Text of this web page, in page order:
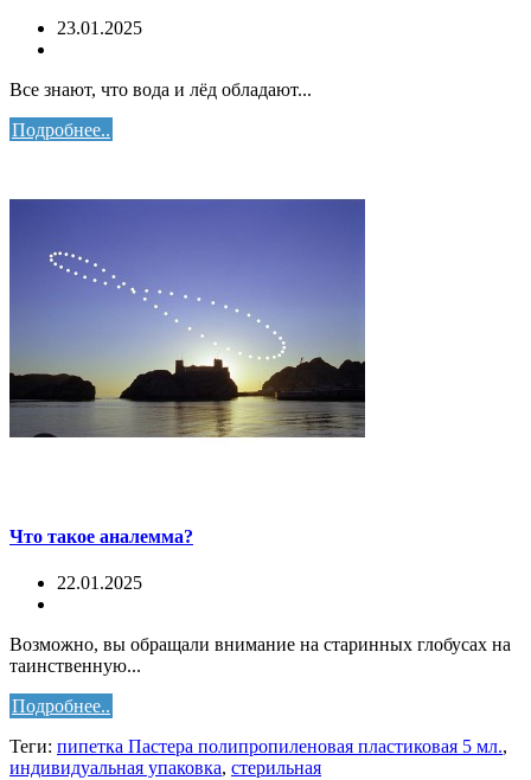
23.01.2025
Все знают, что вода и лёд обладают...
Подробнее..
Что такое аналемма?
22.01.2025
Возможно, вы обращали внимание на старинных глобусах на
таинственную...
Подробнее..
Теги: пипетка Пастера полипропиленовая пластиковая 5 мл.,
индивидуальная упаковка, стерильная